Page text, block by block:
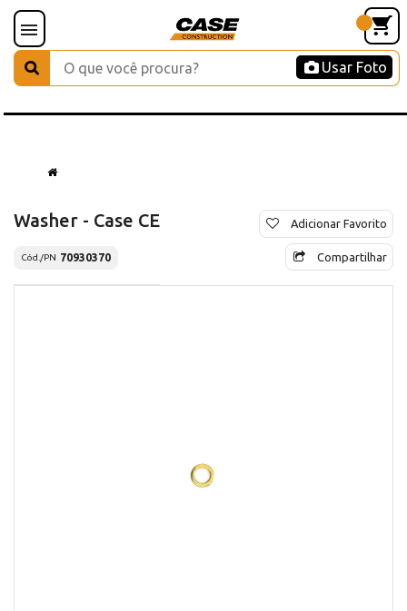
Usar Foto
Washer - Case CE
Cód./PN 70930370
Adicionar Favorito
Compartilhar